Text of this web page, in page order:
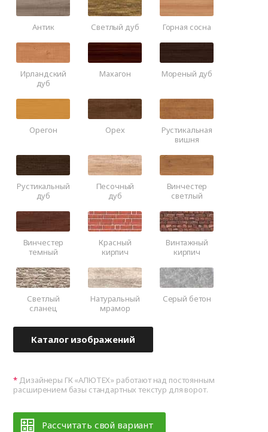
Антик Светлый дуб Горная сосна
Ирландский
дуб
Махагон Мореный дуб
Орегон Орех
Рустикальная
вишня
Рустикальный
дуб
Песочный
дуб
Винчестер
светлый
Винчестер
темный
Красный
кирпич
Винтажный
кирпич
Светлый
сланец
Натуральный
мрамор
Серый бетон
Каталог изображений
Дизайнеры ГК «АЛЮТЕХ» работают над постоянным
расширением базы стандартных текстур для ворот.
Рассчитать свой вариант